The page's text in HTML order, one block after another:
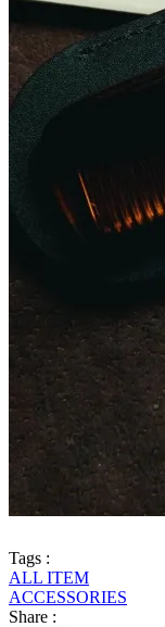
Tags :
ALL ITEM
ACCESSORIES
Share :